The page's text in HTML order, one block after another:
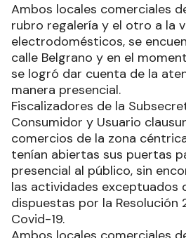
Ambos locales comerciales
rubro regalería y el otro a la
electrodomésticos, se
calle Belgrano y en el
se logró dar cuenta de la
manera presencial.
Fiscalizadores de la
Consumidor y Usuario
comercios de la zona
tenían abiertas sus puertas
presencial al público, sin
las actividades exceptuados
dispuestas por la Resolución
Covid-19.